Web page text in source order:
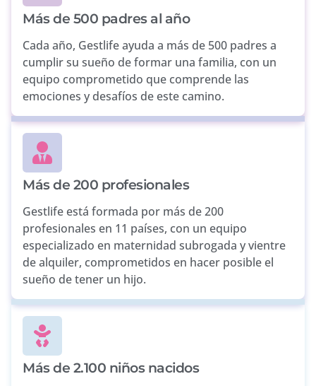
Más de 500 padres al año
Cada año, Gestlife ayuda a más de 500 padres a
cumplir su sueño de formar una familia, con un
equipo comprometido que comprende las
emociones y desafíos de este camino.
Más de 200 profesionales
Gestlife está formada por más de 200
profesionales en 11 países, con un equipo
especializado en maternidad subrogada y vientre
de alquiler, comprometidos en hacer posible el
sueño de tener un hijo.
Más de 2.100 niños nacidos